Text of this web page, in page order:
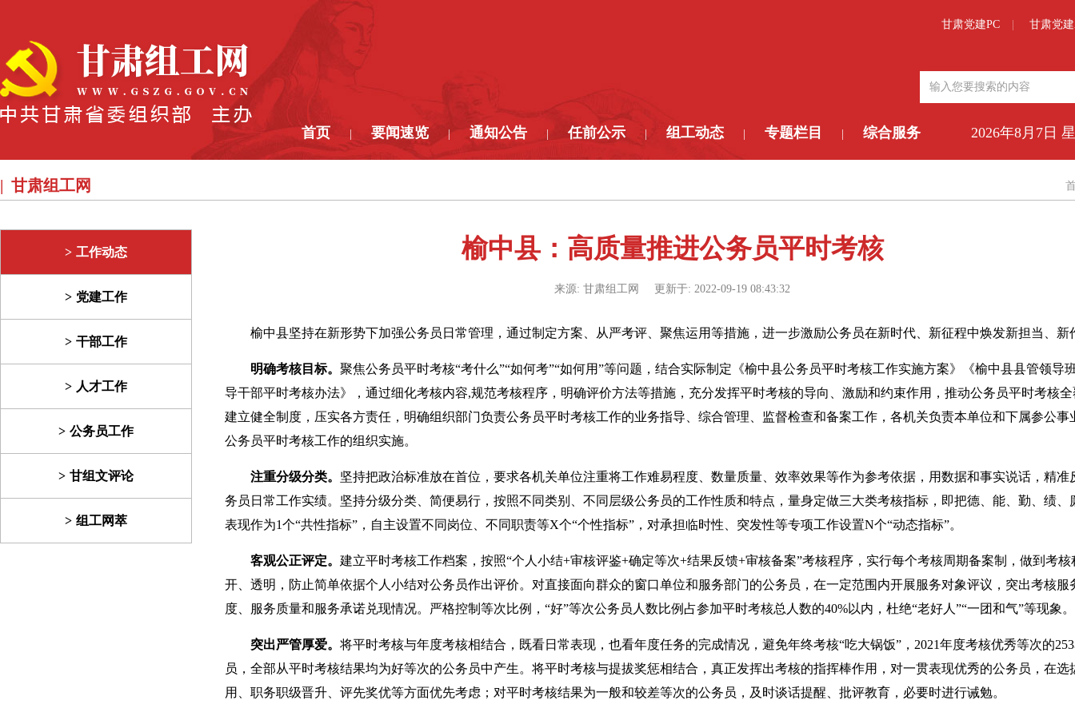
甘肃党建PC 甘肃党
首页 要闻速览 | 通知公告 | 任前公示 | 组工动态 专题栏目 综合服务 2026年8月7日
甘肃组工网
工作动态
党建工作
干部工作
人才工作
公务员工作
甘组文评论
组工网萃
榆中县：高质量推进公务员平时考核
来源: 甘肃组工网 更新于: 2022-09-19 08:43:32
榆中县坚持在新形势下加强公务员日常管理，通过制定方案、从严考评、聚焦运用等措施，进一步激励公务员在新时代、新征程中焕发新担当、新
明确考核目标。 聚焦公务员平时考核“考什么”“如何考”“如何用”等问题，结合实际制定《榆中县公务员平时考核工作实施方案》《榆中县县管领导
导干部平时考核办法》，通过细化考核内容,规范考核程序，明确评价方法等措施，充分发挥平时考核的导向、激励和约束作用，推动公务员平时考核
建立健全制度，压实各方责任，明确组织部门负责公务员平时考核工作的业务指导、综合管理、监督检查和备案工作，各机关负责本单位和下属参公事
公务员平时考核工作的组织实施。
注重分级分类。 坚持把政治标准放在首位，要求各机关单位注重将工作难易程度、数量质量、效率效果等作为参考依据，用数据和事实说话，精准
务员日常工作实绩。坚持分级分类、简便易行，按照不同类别、不同层级公务员的工作性质和特点，量身定做三大类考核指标，即把德、能、勤、绩、
表现作为1个“共性指标”，自主设置不同岗位、不同职责等X个“个性指标”，对承担临时性、突发性等专项工作设置N个“动态指标”。
客观公正评定。 建立平时考核工作档案，按照“个人小结+审核评鉴+确定等次+结果反馈+审核备案”考核程序，实行每个考核周期备案制，做到考核
开、透明，防止简单依据个人小结对公务员作出评价。对直接面向群众的窗口单位和服务部门的公务员，在一定范围内开展服务对象评议，突出考核服
度、服务质量和服务承诺兑现情况。严格控制等次比例，“好”等次公务员人数比例占参加平时考核总人数的40%以内，杜绝“老好人”“一团和气”等现象。
突出严管厚爱。 将平时考核与年度考核相结合，既看日常表现，也看年度任务的完成情况，避免年终考核“吃大锅饭”，2021年度考核优秀等次的
员，全部从平时考核结果均为好等次的公务员中产生。将平时考核与提拔奖惩相结合，真正发挥出考核的指挥棒作用，对一贯表现优秀的公务员，在选
用、职务职级晋升、评先奖优等方面优先考虑；对平时考核结果为一般和较差等次的公务员，及时谈话提醒、批评教育，必要时进行诫勉。